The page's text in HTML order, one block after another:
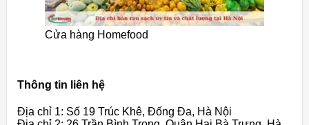
Cửa hàng Homefood
Thông tin liên hệ
Địa chỉ 1: Số 19 Trúc Khê, Đống Đa, Hà Nội